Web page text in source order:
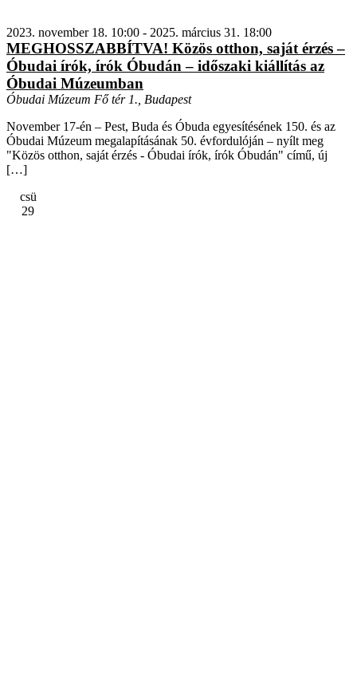
2023. november 18. 10:00 - 2025. március 31. 18:00
MEGHOSSZABBÍTVA! Közös otthon, saját érzés –
Óbudai írók, írók Óbudán – időszaki kiállítás az
Óbudai Múzeumban
Óbudai Múzeum Fő tér 1., Budapest
November 17-én – Pest, Buda és Óbuda egyesítésének 150. és az
Óbudai Múzeum megalapításának 50. évfordulóján – nyílt meg
"Közös otthon, saját érzés - Óbudai írók, írók Óbudán" című, új
[…]
csü
29